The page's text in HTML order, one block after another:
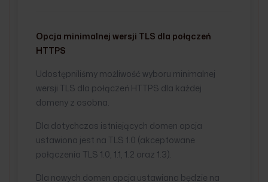
Opcja minimalnej wersji TLS dla połączeń
HTTPS
Udostępniliśmy możliwość wyboru minimalnej
wersji TLS dla połączeń HTTPS dla każdej
domeny z osobna.
Dla dotychczas istniejących domen opcja
ustawiona jest na TLS 1.0 (akceptowane
połączenia TLS 1.0, 1.1, 1.2 oraz 1.3).
Dla nowych domen opcja ustawiana będzie na